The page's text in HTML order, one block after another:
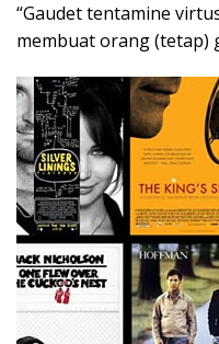
“Gaudet tentamine
membuat orang (tetap)